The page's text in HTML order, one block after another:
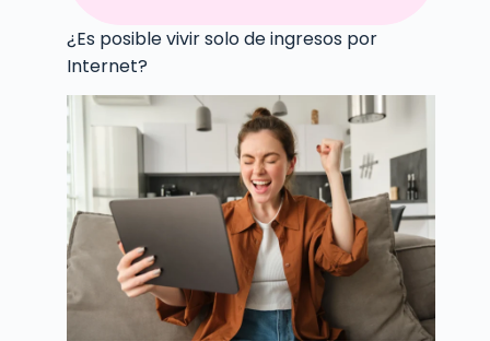
¿Es posible vivir solo de ingresos por
Internet?